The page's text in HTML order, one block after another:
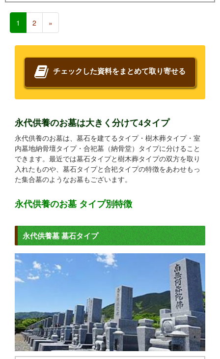
1 2 »
チェックした資料をまとめて取り寄せる
永代供養のお墓は大きく分けて4タイプ
永代供養のお墓は、墓石を建てるタイプ・樹木葬タイプ・室
内墓地納骨壇タイプ・合祀墓（納骨堂）タイプに分けること
できます。最近では墓石タイプと樹木葬タイプの双方を取り
入れたものや、墓石タイプと合祀タイプの特徴をあわせもっ
た集合墓のようなお墓もございます。
永代供養のお墓 タイプ別特徴
永代供養墓 墓石タイプ